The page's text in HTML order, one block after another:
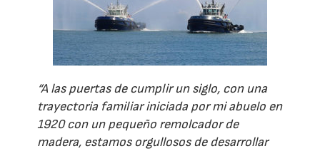
“A las puertas de cumplir un siglo, con una
trayectoria familiar iniciada por mi abuelo en
1920 con un pequeño remolcador de
madera, estamos orgullosos de desarrollar